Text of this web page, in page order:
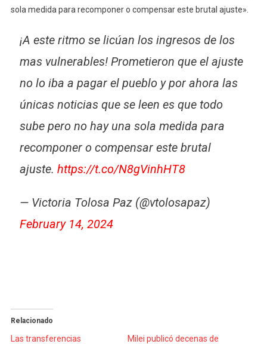
sola medida para recomponer o compensar este brutal ajuste».
¡A este ritmo se licúan los ingresos de los
mas vulnerables! Prometieron que el ajuste
no lo iba a pagar el pueblo y por ahora las
únicas noticias que se leen es que todo
sube pero no hay una sola medida para
recomponer o compensar este brutal
ajuste. https://t.co/N8gVinhHT8
— Victoria Tolosa Paz (@vtolosapaz)
February 14, 2024
Relacionado
Las transferencias
Milei publicó decenas de